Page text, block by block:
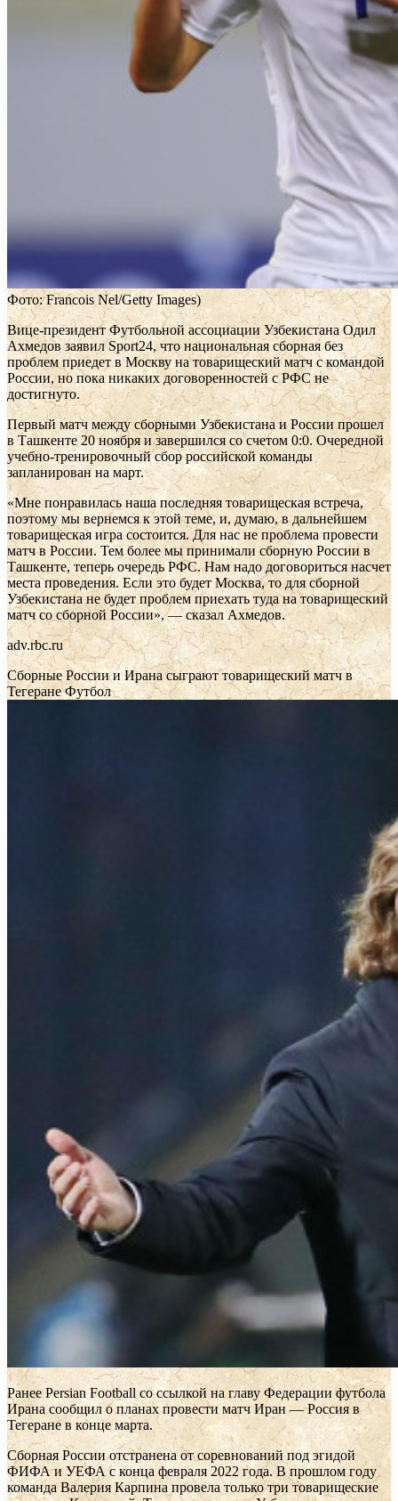
Фото: Francois Nel/Getty Images)
Вице-президент Футбольной ассоциации Узбекистана Одил
Ахмедов заявил Sport24, что национальная сборная без
проблем приедет в Москву на товарищеский матч с командой
России, но пока никаких договоренностей с РФС не
достигнуто.
Первый матч между сборными Узбекистана и России прошел
в Ташкенте 20 ноября и завершился со счетом 0:0. Очередной
учебно-тренировочный сбор российской команды
запланирован на март.
«Мне понравилась наша последняя товарищеская встреча,
поэтому мы вернемся к этой теме, и, думаю, в дальнейшем
товарищеская игра состоится. Для нас не проблема провести
матч в России. Тем более мы принимали сборную России в
Ташкенте, теперь очередь РФС. Нам надо договориться насчет
места проведения. Если это будет Москва, то для сборной
Узбекистана не будет проблем приехать туда на товарищеский
матч со сборной России», — сказал Ахмедов.
adv.rbc.ru
Сборные России и Ирана сыграют товарищеский матч в
ТегеранеФутбол
Ранее Persian Football со ссылкой на главу Федерации футбола
Ирана сообщил о планах провести матч Иран — Россия в
Тегеране в конце марта.
Сборная России отстранена от соревнований под эгидой
ФИФА и УЕФА с конца февраля 2022 года. В прошлом году
команда Валерия Карпина провела только три товарищеские